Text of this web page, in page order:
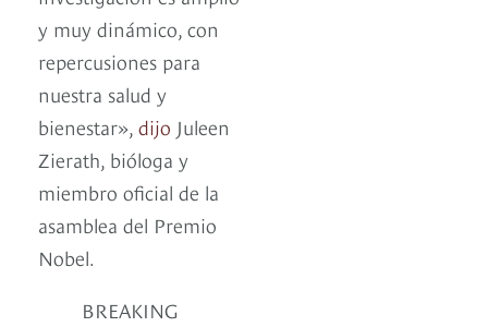
y muy dinámico, con
repercusiones para
nuestra salud y
bienestar», dijo Juleen
Zierath, bióloga y
miembro oficial de la
asamblea del Premio
Nobel.
BREAKING